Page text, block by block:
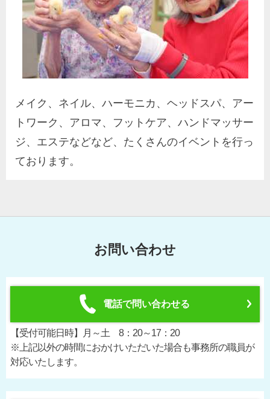
メイク、ネイル、ハーモニカ、ヘッドスパ、アー
トワーク、アロマ、フットケア、ハンドマッサー
ジ、エステなどなど、たくさんのイベントを行っ
ております。
お問い合わせ
電話で問い合わせる
【受付可能日時】月～土 8：20～17：20
※上記以外の時間におかけいただいた場合も事務所の職員が
対応いたします。